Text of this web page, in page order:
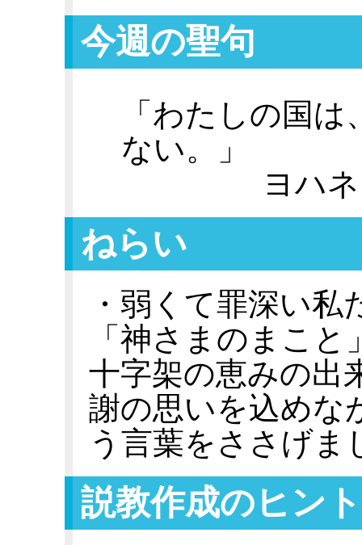
今週の聖句
「わたしの国
ない。」
ヨハ
ねらい
・弱くて罪深い
「神さまのまこ
十字架の恵みの出
謝の思いを込めな
う言葉をささげま
説教作成のヒント